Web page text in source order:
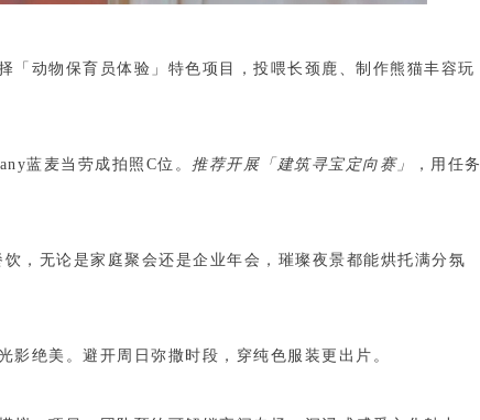
「动物保育员体验」特色项目 ，投喂长颈鹿、制作熊猫丰容玩
蓝麦当劳成拍照C位。 推荐开展「建筑寻宝定向赛」 ，用任务
，无论是家庭聚会还是企业年会，璀璨夜景都能烘托满分氛
绝美。避开周日弥撒时段，穿纯色服装更出片。